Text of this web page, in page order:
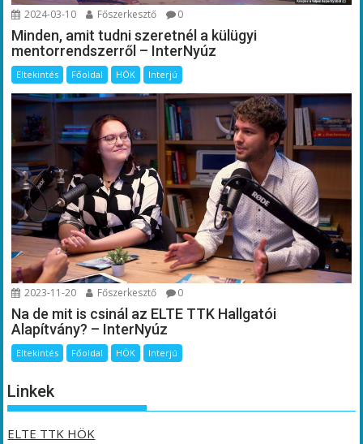
2024-03-10 Főszerkesztő 0
Minden, amit tudni szeretnél a külügyi
mentorrendszerről – InterNyúz
Eltekintés Főoldal HÖK Interjú
2023-11-20 Főszerkesztő 0
Na de mit is csinál az ELTE TTK Hallgatói
Alapítvány? – InterNyúz
Eltekintés Főoldal HÖK Interjú
Linkek
ELTE TTK HÖK